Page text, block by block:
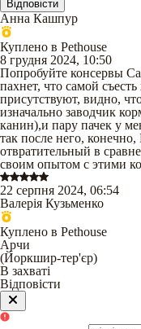
Відповісти
Анна Кашпур
Куплено в Pethouse
8 грудня 2024, 10:50
Попробуйте консервы
пахнет, что самой
присутствуют, видно,
изначально заводчик
канин),и пару пачек у
так после него, конечно,
отвратительный в
своим опытом с этими
22 серпня 2024, 06:54
Валерія Кузьменко
Куплено в Pethouse
Арчи
(Йоркшир-тер'єр)
В захваті
Відповісти